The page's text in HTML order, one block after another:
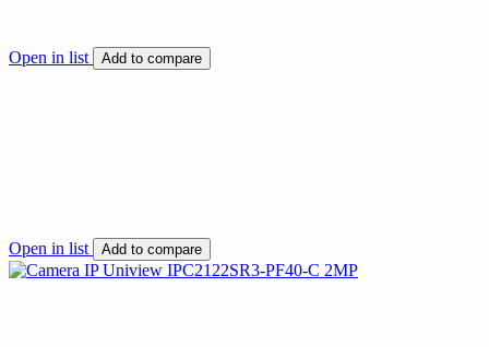
Open in list Add to compare
Open in list Add to compare